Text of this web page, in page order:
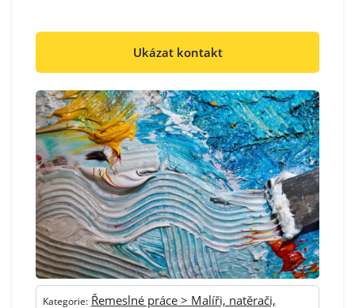
Ukázat kontakt
Kategorie: Řemeslné práce > Malíři, natěrači,